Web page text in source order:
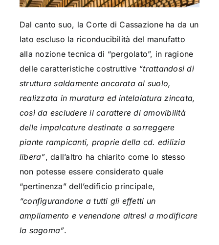
Dal canto suo, la Corte di Cassazione ha da un
lato escluso la riconducibilità del manufatto
alla nozione tecnica di “pergolato”, in ragione
delle caratteristiche costruttive “trattandosi di
struttura saldamente ancorata al suolo,
realizzata in muratura ed intelaiatura zincata,
così da escludere il carattere di amovibilità
delle impalcature destinate a sorreggere
piante rampicanti, proprie della cd. edilizia
libera”, dall’altro ha chiarito come lo stesso
non potesse essere considerato quale
“pertinenza” dell’edificio principale,
“configurandone a tutti gli effetti un
ampliamento e venendone altresì a modificare
la sagoma”.